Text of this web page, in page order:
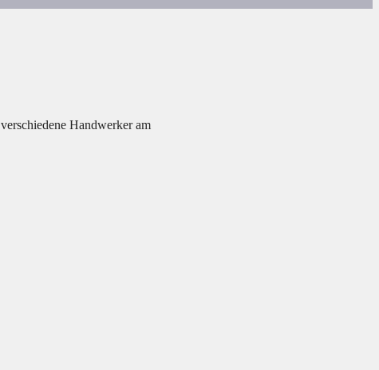
verschiedene Handwerker am